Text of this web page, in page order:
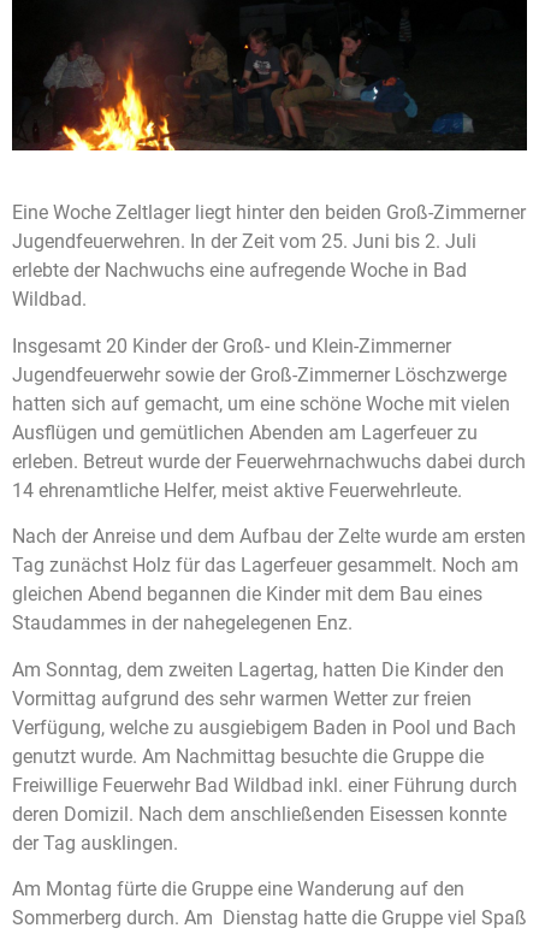
Eine Woche Zeltlager liegt hinter den beiden Groß-Zimmerner
Jugendfeuerwehren. In der Zeit vom 25. Juni bis 2. Juli
erlebte der Nachwuchs eine aufregende Woche in Bad
Wildbad.
Insgesamt 20 Kinder der Groß- und Klein-Zimmerner
Jugendfeuerwehr sowie der Groß-Zimmerner Löschzwerge
hatten sich auf gemacht, um eine schöne Woche mit vielen
Ausflügen und gemütlichen Abenden am Lagerfeuer zu
erleben. Betreut wurde der Feuerwehrnachwuchs dabei durch
14 ehrenamtliche Helfer, meist aktive Feuerwehrleute.
Nach der Anreise und dem Aufbau der Zelte wurde am ersten
Tag zunächst Holz für das Lagerfeuer gesammelt. Noch am
gleichen Abend begannen die Kinder mit dem Bau eines
Staudammes in der nahegelegenen Enz.
Am Sonntag, dem zweiten Lagertag, hatten Die Kinder den
Vormittag aufgrund des sehr warmen Wetter zur freien
Verfügung, welche zu ausgiebigem Baden in Pool und Bach
genutzt wurde. Am Nachmittag besuchte die Gruppe die
Freiwillige Feuerwehr Bad Wildbad inkl. einer Führung durch
deren Domizil. Nach dem anschließenden Eisessen konnte
der Tag ausklingen.
Am Montag fürte die Gruppe eine Wanderung auf den
Sommerberg durch. Am Dienstag hatte die Gruppe viel Spaß